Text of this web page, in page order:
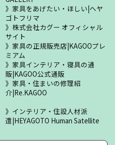
家具をあげたい・ほしい|ヘヤ
ゴトフリマ
株式会社カグー オフィシャル
サイト
家具の正規販売店|KAGOOプレ
ミアム
家具インテリア・寝具の通
販|KAGOO公式通販
家具・住まいの修理紹
介|Re.KAGOO
インテリア・住設人材派
遣|HEYAGOTO Human Satellite